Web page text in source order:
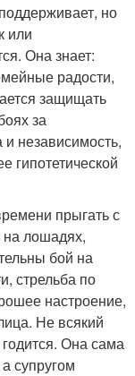
но
или
Она знает:
радости,
защищать
за
независимость,
гипотетической
прыгать с
на лошадях,
бой на
стрельба по
настроение,
Не всякий
Она сама
супругом